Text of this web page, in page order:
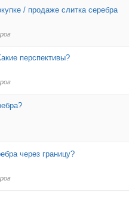
/ продаже слитка серебра
перспективы?
через границу?